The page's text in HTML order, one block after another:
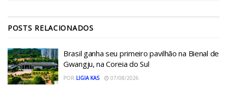
POSTS RELACIONADOS
Brasil ganha seu primeiro pavilhão na Bienal de
Gwangju, na Coreia do Sul
POR LIGIA KAS 07/08/2026